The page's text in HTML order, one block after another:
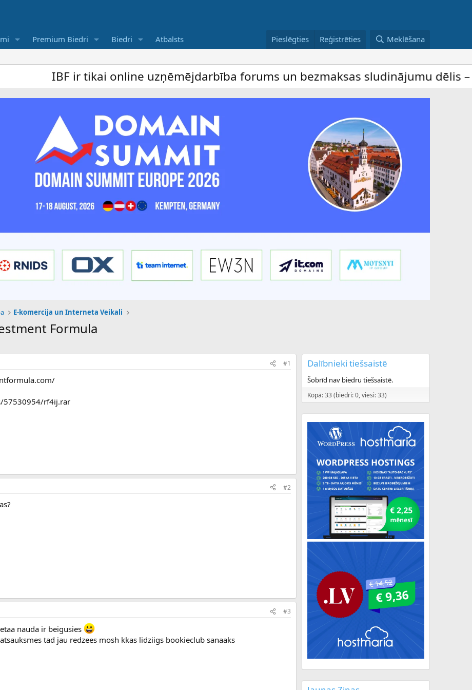
Premium Biedri Biedri Atbalsts Pieslēgties Reģistrēties Meklēšana
ir tikai online uzņēmējdarbība forums un bezmaksas sludinājumu dēlis – dalība
E-komercija un Interneta Veikali
Formula
#1
57530954/rf4ij.rar
#2
#3
nauda ir beigusies
tad jau redzees mosh kkas lidziigs bookieclub sanaaks
Dalībnieki tiešsaistē
Šobrīd nav biedru tiešsaistē.
Kopā: 33 (biedri: 0, viesi: 33)